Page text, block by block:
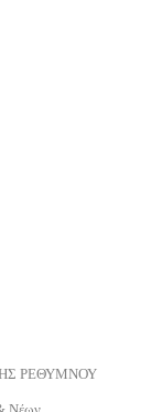
ΡΕΘΥΜΝΟΥ